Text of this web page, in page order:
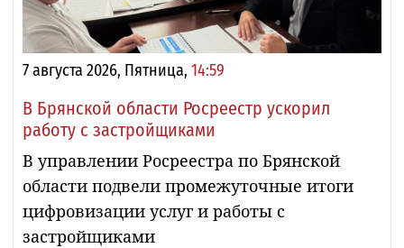
7 августа 2026, Пятница, 14:59
В Брянской области Росреестр ускорил
работу с застройщиками
В управлении Росреестра по Брянской
области подвели промежуточные итоги
цифровизации услуг и работы с
застройщиками